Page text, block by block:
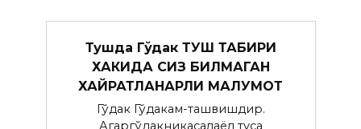
Тушда Гўдак ТУШ ТАБИРИ
ХАКИДА СИЗ БИЛМАГАН
ХАЙРАТЛАНАРЛИ МАЛУМОТ
Гўдак Гўдакғам-ташвишдир.
Агаргўдакникасалаёл туғса